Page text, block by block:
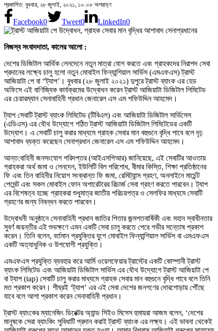
প্রকাশিত: বুধবার, ২৮ জুলাই, ২০২১, ১০:০৮ অপরাহ্ণ
Facebook0 Tweet0 LinkedIn0
নিজস্ব সংবাদদাতা, কালের আলো :
দেশের ডিজিটাল আর্থিক লেনদেনে নতুন মাত্রা যোগ করতে এবং গ্রাহকদের নিরাপদ সেবা
প্রদানের লক্ষ্যে চালু হলো নতুন মোবাইল ফিন্যান্শিয়াল সার্ভিস (এমএফএস) ট্রাস্ট
আজিয়াটা পে বা “ট্যাপ’। বুধবার (২৮ জুলাই ২০২১) দুপুরে ট্রাস্ট ব্যাংক এর হেড
অফিসে এই বাণিজ্যিক কার্যক্রমের উদ্বোধন করেন ট্রাস্ট আজিয়াটা ডিজিটাল লিমিটেড
এর চেয়ারম্যান সেনাবাহিনী প্রধান জেনারেল এস এম শফিউদ্দিন আহমেদ।
ট্যাপ সেবাটি ট্রাস্ট ব্যাংক লিমিটেড (টিবিএল) এবং আজিয়াটা ডিজিটাল সার্ভিসেস
(এডিএস) এর যৌথ উদ্যোগে গঠিত ট্রাস্ট আজিয়াটা ডিজিটাল লিমিটেডের একটি
উদ্যোগ। এ সেবাটি চালু করার মাধ্যমে গ্রাহক সেবার মান বহুগুনে বৃদ্ধি পাবে বলে দৃঢ়
আশাবাদ ব্যক্ত করেছেন সেনাপ্রধান জেনারেল এস এম শফিউদ্দিন আহমেদ।
আন্ত:বাহিনী জনসংযোগ পরিদপ্তর (আইএসপিআর) জানিয়েছে, এই সেবাটির আওতায়
গ্রাহকরা অর্থ জমা ও লেনদেন, ইউলিটি বিল পরিশোধ, বীমার কিস্তি, শিক্ষা প্রতিষ্ঠানের
ফি এবং তিন বাহিনীর নিয়োগ সংক্রান্ত ফি জমা, রেমিট্যান্স গ্রহণ, অনলাইনে মার্চেন্ট
পেমেন্ট এবং সকল মোবাইল ফোন অপারেটরের রিচার্জ সেবা গ্রহণ করতে পারবেন। ট্যাপ
এর বিশেষত্ব হচ্ছে গ্রাহকরা শুধুমাত্র জাতীয় পরিচয়পত্র ও সেলফির মাধ্যমে সেবাটি
গ্রহণের জন্য নিবন্ধন করতে পারবেন।
উদ্বোধনী অনুষ্ঠানে সেনাবাহিনী প্রধান জাতির পিতার জন্মশতবার্ষিকী এবং মহান স্বাধীনতার
সুবর্ণ জয়ন্তীর এই শুভক্ষণে এমন একটি সেবা চালু করতে পেরে গভীর সন্তোষ প্রকাশ
করেন। তিনি বলেন, বর্তমান প্রযুক্তির যুগে মোবাইল ফিন্যান্শিয়াল সার্ভিস বা এমএফএস
একটি অত্যাধুনিক ও উপযোগী প্রযুক্তি।
এমএফএস প্রযুক্তি ব্যবহার করে আর্মি ওয়েলফেয়ার ট্রাস্টের একটি কোম্পানী ট্রাস্ট
ব্যাংক লিমিটেড এবং আজিয়াটা ডিজিটাল সার্ভিস এর যৌথ উদ্যোগে ট্রাস্ট আজিয়াটা পে
বা ট্যাপ (tap) সেবাটি চালু করার মাধ্যমে গ্রাহক সেবার মান বহুগুনে বৃদ্ধি পাবে বলে তিনি
মত প্রকাশ করেন। শীঘ্রই ‘ট্যাপ’ এর এই সেবা দেশের জনগণের দোরগোড়ায় পৌঁছে
যাবে বলে আশা প্রকাশ করেন সেনাবাহিনী প্রধান।
ট্রাস্ট ব্যাংকের ম্যানেজিং ডিরেক্টর অ্যান্ড সিইও মিসেস হুমায়রা আজম বলেন, ‘দেশের
মানুষকে সেরা ব্যাংকিং সুবিধাটি প্রদান করাই ট্রাস্ট ব্যাংক এর লক্ষ্য। এই ভাবনা থেকেই